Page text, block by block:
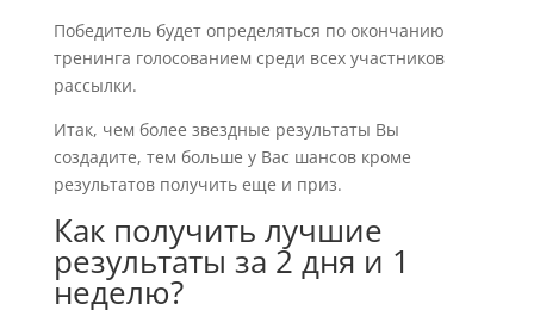
Победитель будет определяться по окончанию
тренинга голосованием среди всех участников
рассылки.
Итак, чем более звездные результаты Вы
создадите, тем больше у Вас шансов кроме
результатов получить еще и приз.
Как получить лучшие
результаты за 2 дня и 1
неделю?